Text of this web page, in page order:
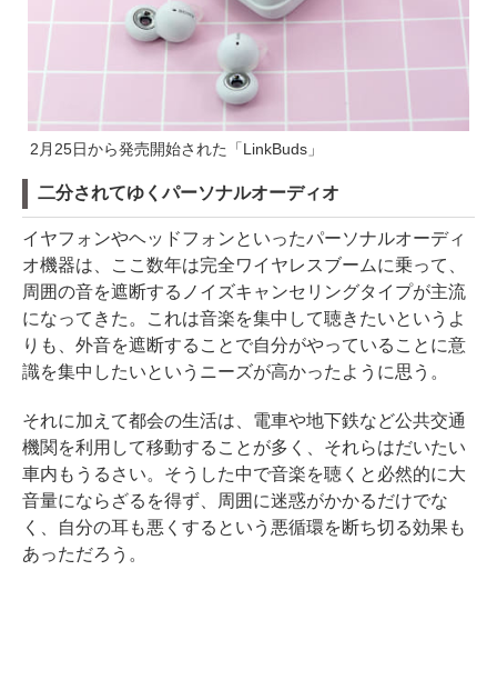
2月25日から発売開始された「LinkBuds」
二分されてゆくパーソナルオーディオ
イヤフォンやヘッドフォンといったパーソナルオーディ
オ機器は、ここ数年は完全ワイヤレスブームに乗って、
周囲の音を遮断するノイズキャンセリングタイプが主流
になってきた。これは音楽を集中して聴きたいというよ
りも、外音を遮断することで自分がやっていることに意
識を集中したいというニーズが高かったように思う。
それに加えて都会の生活は、電車や地下鉄など公共交通
機関を利用して移動することが多く、それらはだいたい
車内もうるさい。そうした中で音楽を聴くと必然的に大
音量にならざるを得ず、周囲に迷惑がかかるだけでな
く、自分の耳も悪くするという悪循環を断ち切る効果も
あっただろう。